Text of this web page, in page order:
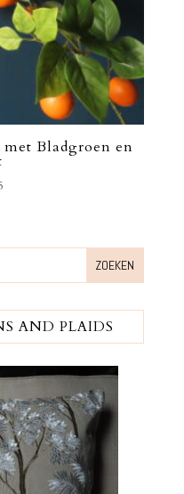
Bladgroen en
AND PLAIDS